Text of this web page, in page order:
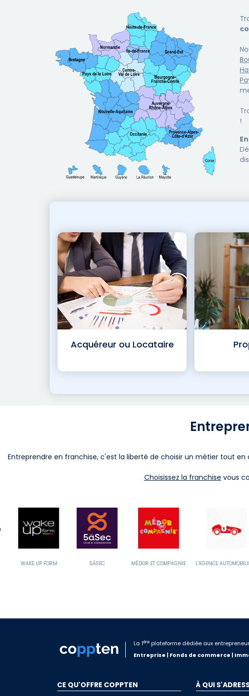
!
Acquéreur ou Locataire
Entreprendre en franchise, c'est la liberté de choisir un métier tout
Choisissez la franchise vous
5ÀSEC MÉDOR ET COMPAGNIE L'AGENCE AUTOMOBILIÈRE B&B HOTELS
La 1ère plateforme dédiée aux
Entreprise | Fonds de commerce |
CE QU'OFFRE COPPTEN À QUI